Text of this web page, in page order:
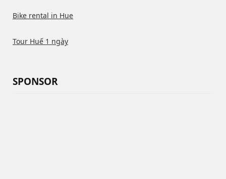
Bike rental in Hue
Tour Huế 1 ngày
SPONSOR